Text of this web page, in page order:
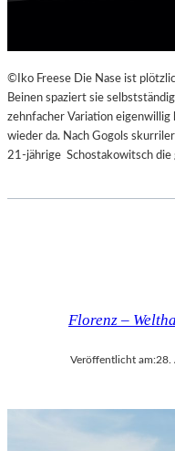
©Iko Freese Die Nase ist
Beinen spaziert sie
zehnfacher Variation eigenwillig
wieder da. Nach Gogols
21-jährige Schostakowitsch die
Florenz –
Veröffentlicht am:28.